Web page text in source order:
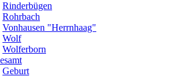
Rinderbügen
Rohrbach
Vonhausen "Herrnhaag"
Wolf
Wolferborn
Geburt